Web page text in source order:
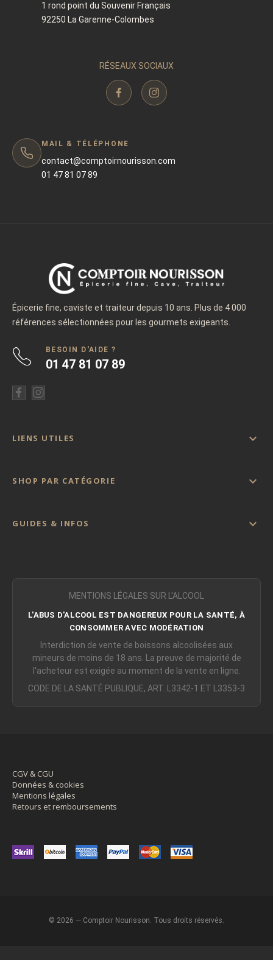
1 rond point du Souvenir Français
92250 La Garenne-Colombes
RÉSEAUX SOCIAUX
MAIL & TÉLÉPHONE
contact@comptoirnourisson.com
01 47 81 07 89
Épicerie fine, caviste et traiteur depuis 10 ans. Plus de 4 000
références sélectionnées pour les gourmets exigeants.
BESOIN D'AIDE ?
01 47 81 07 89
LIENS UTILES 
SHOP PAR CATÉGORIE 
GUIDES & INFOS 
MENTIONS LÉGALES SUR L'ALCOOL
L'ABUS D'ALCOOL EST DANGEREUX POUR LA SANTÉ, À
CONSOMMER AVEC MODÉRATION
Interdiction de vente de boissons alcoolisées aux
mineurs de moins de 18 ans. La preuve de majorité de
l'acheteur est exigée au moment de la vente en ligne.
CODE DE LA SANTÉ PUBLIQUE, ART. L3342-1 ET L3353-3
CGV & CGU
Données & cookies
Mentions légales
Retours et remboursements
© 2026 — Comptoir Nourisson. Tous droits réservés.